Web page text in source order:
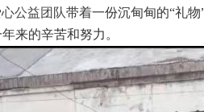
公益团队带着一份沉甸甸的“礼
来的辛苦和努力。